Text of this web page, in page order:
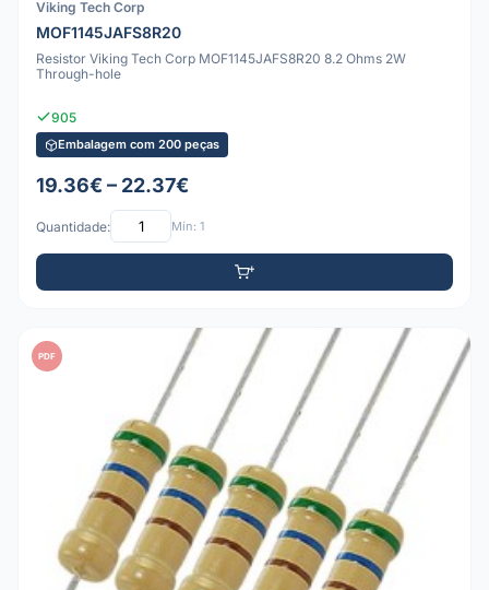
Viking Tech Corp
MOF1145JAFS8R20
Resistor Viking Tech Corp MOF1145JAFS8R20 8.2 Ohms 2W
Through-hole
905
Embalagem com 200 peças
19.36€ – 22.37€
Quantidade: Mín: 1
PDF